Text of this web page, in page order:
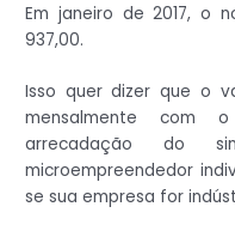
Em janeiro de 2017, o
937,00.
Isso quer dizer que o
mensalmente com
arrecadação do
microempreendedor
se sua empresa for